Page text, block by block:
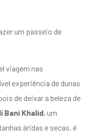
um passeio de
viagem nas
experiência de dunas
de deixar a beleza de
Bani Khalid, um
áridas e secas. é